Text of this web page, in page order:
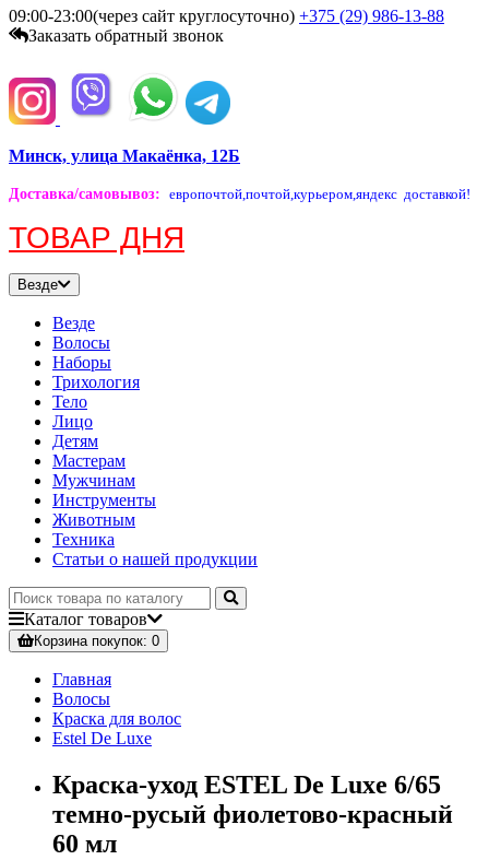
09:00-23:00(через сайт круглосуточно) +375 (29) 986-13-88
Заказать обратный звонок
Минск, улица Макаёнка, 12Б
Доставка/самовывоз: европочтой,почтой,курьером,яндекс доставкой!
ТОВАР ДНЯ
Везде
Везде
Волосы
Наборы
Трихология
Тело
Лицо
Детям
Мастерам
Мужчинам
Инструменты
Животным
Техника
Статьи о нашей продукции
Каталог товаров
Корзинапокупок: 0
Главная
Волосы
Краска для волос
Estel De Luxe
Краска-уход ESTEL De Luxe 6/65
темно-русый фиолетово-красный
60 мл